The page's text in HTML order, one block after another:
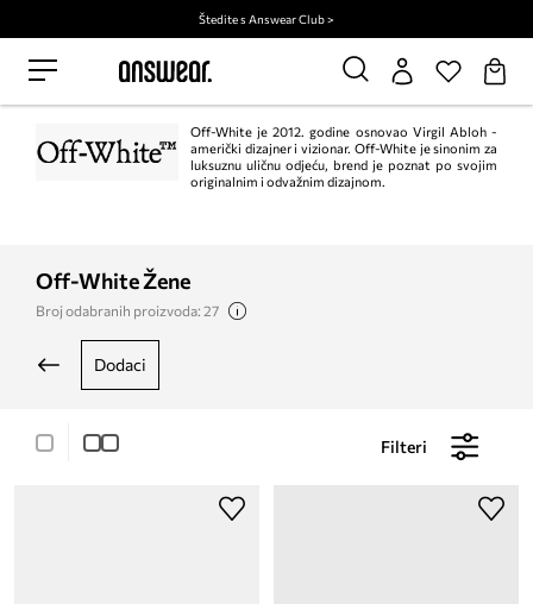
Štedite s Answear Club >
Off-White je 2012. godine osnovao Virgil Abloh -
američki dizajner i vizionar. Off-White je sinonim za
luksuznu uličnu odjeću, brend je poznat po svojim
originalnim i odvažnim dizajnom.
Off-White Žene
Broj odabranih proizvoda: 27
dodaci
Filteri